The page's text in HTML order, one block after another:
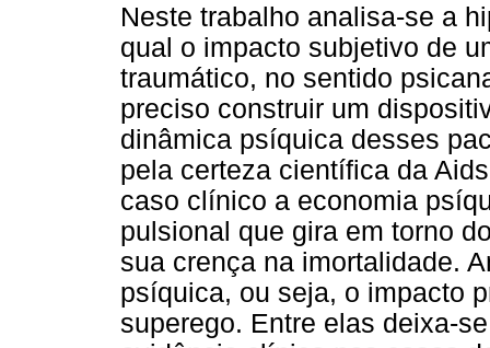
Neste trabalho analisa-se a
qual o impacto subjetivo de
traumático, no sentido
preciso construir um
dinâmica psíquica desses
pela certeza científica da
caso clínico a economia
pulsional que gira em torno
sua crença na imortalidade.
psíquica, ou seja, o impacto
superego. Entre elas deixa-